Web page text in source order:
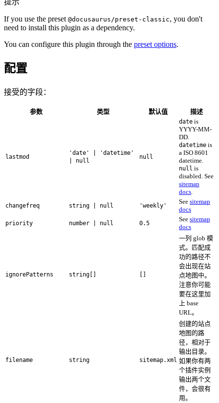
If you use the preset @docusaurus/preset-classic, you don't
need to install this plugin as a dependency.
You can configure this plugin through the preset options.
配置
接受的字段：
参数 类型 默认值 描述
lastmod
'date' | 'datetime'
| null
null
date is
YYYY-MM-
DD.
datetime is
a ISO 8601
datetime.
null is
disabled. See
sitemap
docs
changefreq string | null 'weekly'
See sitemap
docs
priority number | null 0.5
See sitemap
docs
ignorePatterns string[] []
一列 glob 模
式。匹配成
功的路径不
会出现在站
点地图中。
注意你可能
要在这里加
上 base
URL。
filename string sitemap.xml
创建的站点
地图的路
径，相对于
输出目录。
如果你有两
个插件实例
输出两个文
件，会很有
用。